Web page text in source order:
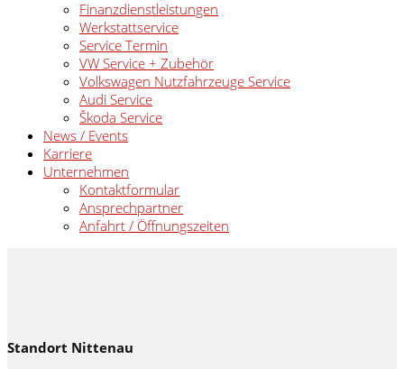
Finanzdienstleistungen
Werkstattservice
Service Termin
VW Service + Zubehör
Volkswagen Nutzfahrzeuge Service
Audi Service
Škoda Service
News / Events
Karriere
Unternehmen
Kontaktformular
Ansprechpartner
Anfahrt / Öffnungszeiten
Standort Nittenau